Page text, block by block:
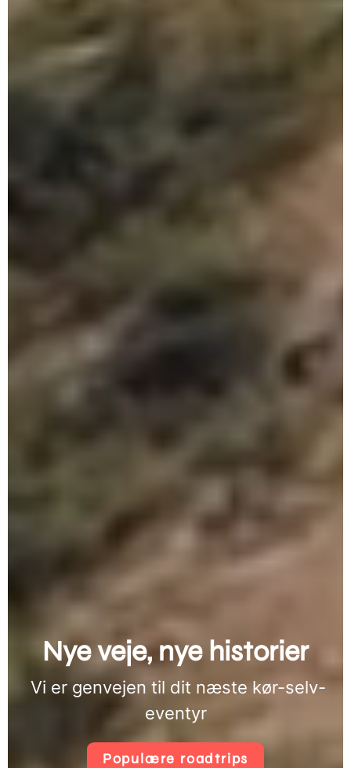
Nye veje, nye historier
Vi er genvejen til dit næste kør-selv-
eventyr
Populære roadtrips